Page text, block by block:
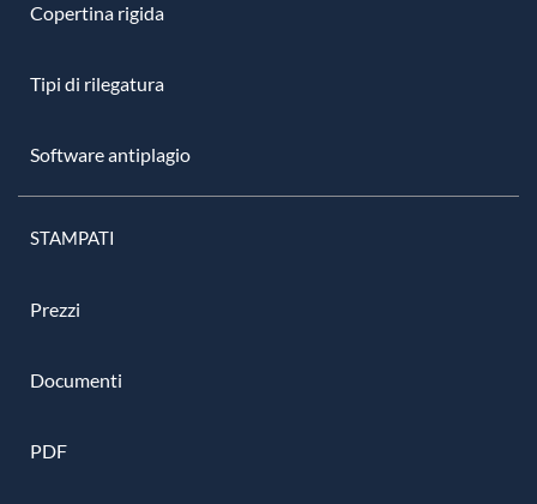
Copertina rigida
Tipi di rilegatura
Software antiplagio
STAMPATI
Prezzi
Documenti
PDF